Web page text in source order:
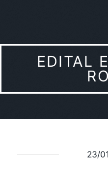
EDITAL
23/